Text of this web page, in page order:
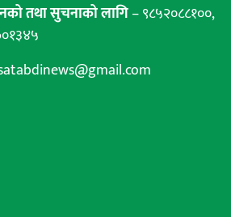
तथा सुचनाको लागि– ९८५२०८८१००,